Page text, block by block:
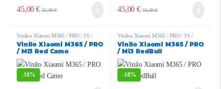
45,00€ 55,00€ 45,00€ 55,00€
Vinilos Xiaomi M365 / PRO / 1S /
ESSENTIAL / PRO2 / MI3
Vinilo Xiaomi M365 / PRO
/ MI3 Red Camo
-18%
Vinilos Xiaomi M365 / PRO / 1S /
ESSENTIAL / PRO2 / MI3
Vinilo Xiaomi M365 / PRO
/ Mi3 RedBull
-18%